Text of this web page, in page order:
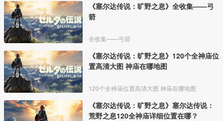
《塞尔达传说：旷野之息》全收集——弓
箭
全收集——弓箭
《塞尔达传说：旷野之息》120个全神庙位
置高清大图 神庙在哪地图
120个全神庙位置高清大图 神庙在哪地图
《塞尔达传说：旷野之息》塞尔达传说：
荒野之息120全神庙详细位置在哪？